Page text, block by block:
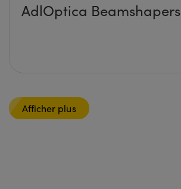
AdlOptica Beamshapers
Afficher plus